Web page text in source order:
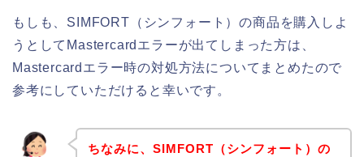
もしも、SIMFORT（シンフォート）の商品を購入しよ
うとしてMastercardエラーが出てしまった方は、
Mastercardエラー時の対処方法についてまとめたので
参考にしていただけると幸いです。
ちなみに、SIMFORT（シンフォート）の